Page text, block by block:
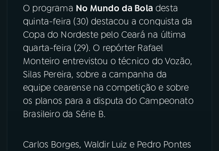
04PROGRAMAS
PODCASTS
06VIDEOCASTS
07 ÚLTIMAS
08FESTIVAL DE MÚSICA
O programa No Mundo da Bola desta
quinta-feira (30) destacou a conquista da
Copa do Nordeste pelo Ceará na última
quarta-feira (29). O repórter Rafael
Monteiro entrevistou o técnico do Vozão,
Silas Pereira, sobre a campanha da
equipe cearense na competição e sobre
os planos para a disputa do Campeonato
Brasileiro da Série B.
Carlos Borges, Waldir Luiz e Pedro Pontes